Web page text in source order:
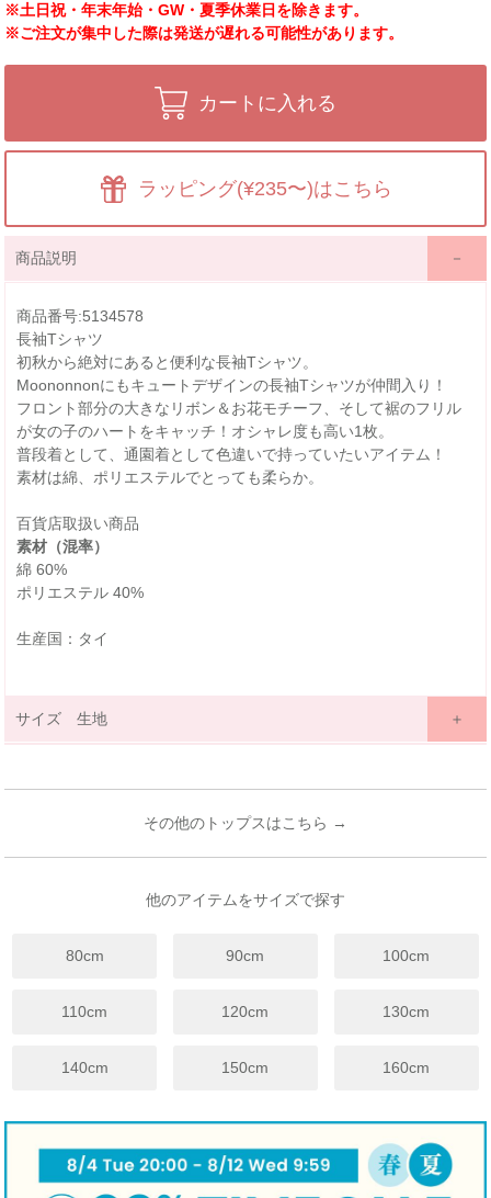
※土日祝・年末年始・GW・夏季休業日を除きます。
※ご注文が集中した際は発送が遅れる可能性があります。
カートに入れる
ラッピング(¥235〜)はこちら
商品説明
商品番号:5134578
長袖Tシャツ
初秋から絶対にあると便利な長袖Tシャツ。
Moononnonにもキュートデザインの長袖Tシャツが仲間入り！
フロント部分の大きなリボン＆お花モチーフ、そして裾のフリル
が女の子のハートをキャッチ！オシャレ度も高い1枚。
普段着として、通園着として色違いで持っていたいアイテム！
素材は綿、ポリエステルでとっても柔らか。
百貨店取扱い商品
素材（混率）
綿 60%
ポリエステル 40%
生産国：タイ
サイズ 生地
12ヶ月~24ヶ月
着丈
33
35
28
裾幅
29
30
仕上がりにより1.5cm程度の差が生じる場合がございます。
手触り
☐柔らかい ☑ 普通
☐ かため
生地厚さ
☐ 厚手 ☑ 普通
☐ 薄手
裏地
☐ あり ☑ なし ☐ 起毛
その他のトップスはこちら →
他のアイテムをサイズで探す
80cm 90cm 100cm
110cm 120cm 130cm
140cm 150cm 160cm